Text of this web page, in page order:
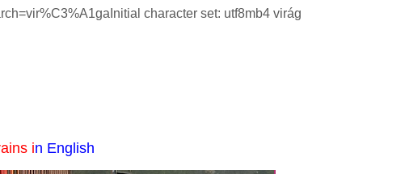
character set: utf8mb4 virág
in English